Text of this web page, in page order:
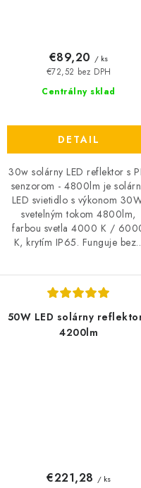
Centrálny sklad
€72,52 bez DPH
€89,20 / ks
DETAIL
30w solárny LED reflektor s
senzorom - 4800lm je
LED svietidlo s výkonom
svetelným tokom 4800lm,
farbou svetla 4000 K /
K, krytím IP65. Funguje
50W LED solárny
4200lm
€221,28 / ks